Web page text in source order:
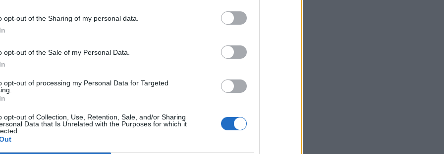
opt-out of the Sharing of my personal data.
opt-out of the Sale of my Personal Data.
opt-out of processing my Personal Data for Targeted
opt-out of Collection, Use, Retention, Sale, and/or Sharing
Data that Is Unrelated with the Purposes for which it
todennäköisyys
kertoo se, että kappale on
kärjessä.
semifinaalin